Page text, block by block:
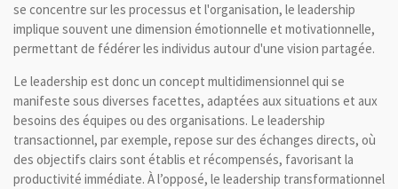
se concentre sur les processus et l'organisation, le leadership
implique souvent une dimension émotionnelle et motivationnelle,
permettant de fédérer les individus autour d'une vision partagée.
Le leadership est donc un concept multidimensionnel qui se
manifeste sous diverses facettes, adaptées aux situations et aux
besoins des équipes ou des organisations. Le leadership
transactionnel, par exemple, repose sur des échanges directs, où
des objectifs clairs sont établis et récompensés, favorisant la
productivité immédiate. À l’opposé, le leadership transformationnel